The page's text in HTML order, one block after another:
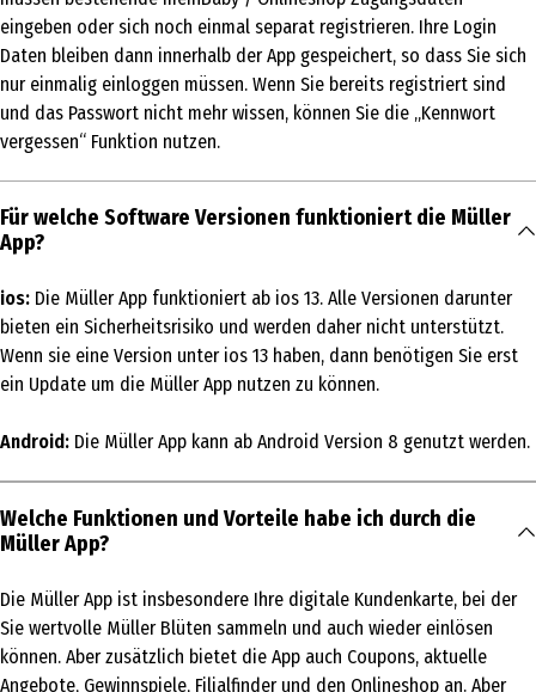
eingeben oder sich noch einmal separat registrieren. Ihre Login
Daten bleiben dann innerhalb der App gespeichert, so dass Sie sich
nur einmalig einloggen müssen. Wenn Sie bereits registriert sind
und das Passwort nicht mehr wissen, können Sie die „Kennwort
vergessen“ Funktion nutzen.
Für welche Software Versionen funktioniert die Müller
App?
ios: Die Müller App funktioniert ab ios 13. Alle Versionen darunter
bieten ein Sicherheitsrisiko und werden daher nicht unterstützt.
Wenn sie eine Version unter ios 13 haben, dann benötigen Sie erst
ein Update um die Müller App nutzen zu können.
Android: Die Müller App kann ab Android Version 8 genutzt werden.
Welche Funktionen und Vorteile habe ich durch die
Müller App?
Die Müller App ist insbesondere Ihre digitale Kundenkarte, bei der
Sie wertvolle Müller Blüten sammeln und auch wieder einlösen
können. Aber zusätzlich bietet die App auch Coupons, aktuelle
Angebote, Gewinnspiele, Filialfinder und den Onlineshop an. Aber